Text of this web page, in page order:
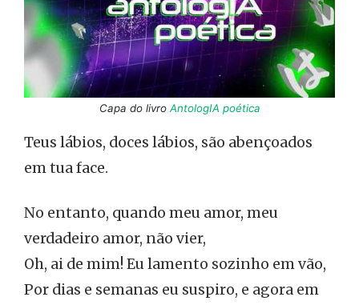
Capa do livro AntologIA poética
Teus lábios, doces lábios, são abençoados
em tua face.
No entanto, quando meu amor, meu
verdadeiro amor, não vier,
Oh, ai de mim! Eu lamento sozinho em vão,
Por dias e semanas eu suspiro, e agora em